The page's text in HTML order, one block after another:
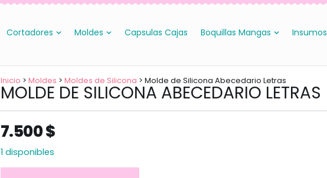
Cortadores Moldes Capsulas Cajas Boquillas Mangas Insumos
Inicio > Moldes > Moldes de Silicona > Molde de Silicona Abecedario Letras
MOLDE DE SILICONA ABECEDARIO LETRAS
7.500$
1 disponibles